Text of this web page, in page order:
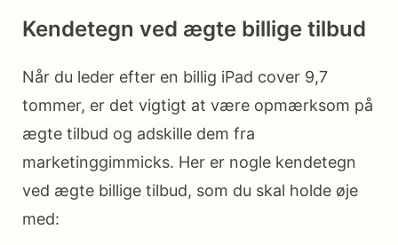
Kendetegn ved ægte billige tilbud
Når du leder efter en billig iPad cover 9,7
tommer, er det vigtigt at være opmærksom på
ægte tilbud og adskille dem fra
marketinggimmicks. Her er nogle kendetegn
ved ægte billige tilbud, som du skal holde øje
med: